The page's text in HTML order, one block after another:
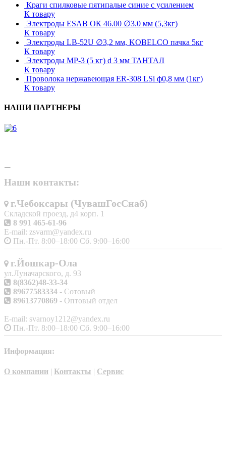
Краги спилковые пятипалые синие с усилением
К товару
Электроды ESAB ОК 46.00 ∅3.0 мм (5,3кг)
К товару
Электроды LB-52U ∅3,2 мм, KOBELCO пачка 5кг
К товару
Электроды МР-3 (5 кг) d 3 мм ТАНТАЛ
К товару
Проволока нержавеющая ER-308 LSi ф0,8 мм (1кг)
К товару
НАШИ ПАРТНЕРЫ
Наши контакты:
г.Чебоксары (ЧувашГосСнаб)
Складской проезд, д4 корп. 1
8 991 465-61-96
E-mail: zsvarm@yandex.ru
Пн.-Пт. 8:00–18:00 Сб. 9:00–16:00
г.Йошкар-Ола
ул.Луначарского, д. 93
8(8362)48-33-34
89677583334 - Сотовый
89613770869 - Оптовый отдел
E-mail: svarnoy1212@yandex.ru
Пн.-Пт. 8:00–18:00 Сб. 9:00–16:00
Информация:
О компании | Контакты | Сервис